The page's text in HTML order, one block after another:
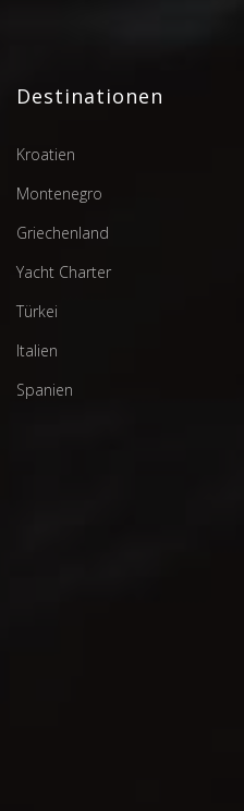
Destinationen
Kroatien
Montenegro
Griechenland
Yacht Charter
Türkei
Italien
Spanien